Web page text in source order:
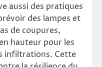
aussi des pratiques
des lampes et
de coupures,
hauteur pour les
infiltrations. Cette